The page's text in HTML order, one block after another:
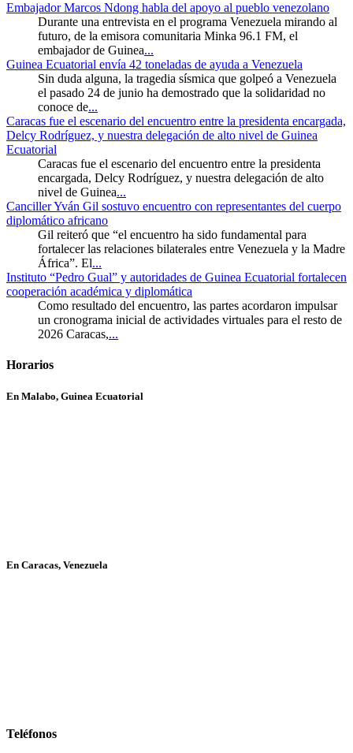
Embajador Marcos Ndong habla del apoyo al pueblo venezolano
Durante una entrevista en el programa Venezuela mirando al
futuro, de la emisora comunitaria Minka 96.1 FM, el
embajador de Guinea...
Guinea Ecuatorial envía 42 toneladas de ayuda a Venezuela
Sin duda alguna, la tragedia sísmica que golpeó a Venezuela
el pasado 24 de junio ha demostrado que la solidaridad no
conoce de...
Caracas fue el escenario del encuentro entre la presidenta encargada,
Delcy Rodríguez, y nuestra delegación de alto nivel de Guinea
Ecuatorial
Caracas fue el escenario del encuentro entre la presidenta
encargada, Delcy Rodríguez, y nuestra delegación de alto
nivel de Guinea...
Canciller Yván Gil sostuvo encuentro con representantes del cuerpo
diplomático africano
Gil reiteró que “el encuentro ha sido fundamental para
fortalecer las relaciones bilaterales entre Venezuela y la Madre
África”. El...
Instituto “Pedro Gual” y autoridades de Guinea Ecuatorial fortalecen
cooperación académica y diplomática
Como resultado del encuentro, las partes acordaron impulsar
un cronograma inicial de actividades virtuales para el resto de
2026 Caracas,...
Horarios
En Malabo, Guinea Ecuatorial
En Caracas, Venezuela
Teléfonos